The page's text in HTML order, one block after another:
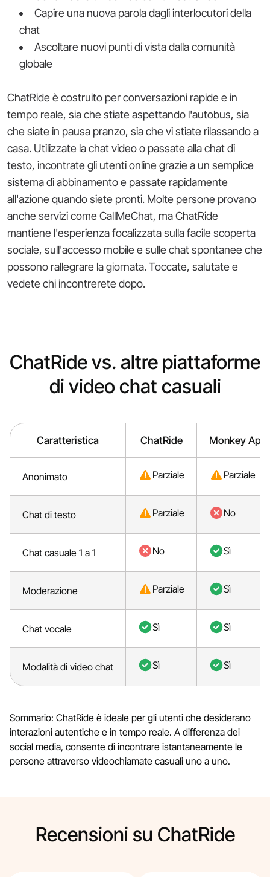
Capire una nuova parola dagli interlocutori della
chat
Ascoltare nuovi punti di vista dalla comunità
globale
ChatRide è costruito per conversazioni rapide e in
tempo reale, sia che stiate aspettando l'autobus, sia
che siate in pausa pranzo, sia che vi stiate rilassando a
casa. Utilizzate la chat video o passate alla chat di
testo, incontrate gli utenti online grazie a un semplice
sistema di abbinamento e passate rapidamente
all'azione quando siete pronti. Molte persone provano
anche servizi come CallMeChat, ma ChatRide
mantiene l'esperienza focalizzata sulla facile scoperta
sociale, sull'accesso mobile e sulle chat spontanee che
possono rallegrare la giornata. Toccate, salutate e
vedete chi incontrerete dopo.
ChatRide vs. altre piattaforme
di video chat casuali
Caratteristica ChatRide Monkey App
Anonimato Parziale Parziale
Chat di testo Parziale No
Chat casuale 1 a 1 No Sì
Moderazione Parziale Sì
Chat vocale Sì Sì
Modalità di video chat Sì Sì
Sommario: ChatRide è ideale per gli utenti che desiderano
interazioni autentiche e in tempo reale. A differenza dei
social media, consente di incontrare istantaneamente le
persone attraverso videochiamate casuali uno a uno.
Recensioni su ChatRide